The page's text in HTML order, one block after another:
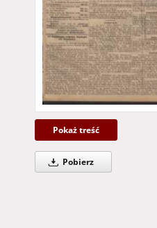
Pokaż treść
Pobierz